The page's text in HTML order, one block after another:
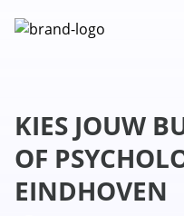
KIES JOUW
OF
EINDHOVEN